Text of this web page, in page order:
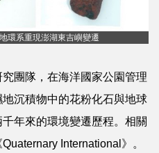
環系重現澎湖東吉嶼變遷
團隊，在海洋國家公園管理
沉積物中的花粉化石與地球
年來的環境變遷歷程。相關
International》。